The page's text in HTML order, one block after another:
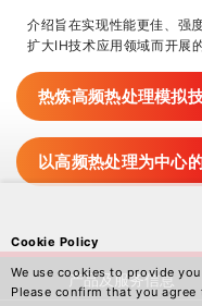
介绍旨在实现性能更佳、强
扩大IH技术应用领域而开展
热炼高频热处理模拟
以高频热处理为中心
Cookie Policy
We use cookies to provide
Please confirm that you
产品及服务信息